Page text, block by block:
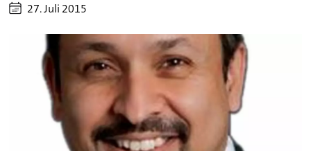
27. Juli 2015